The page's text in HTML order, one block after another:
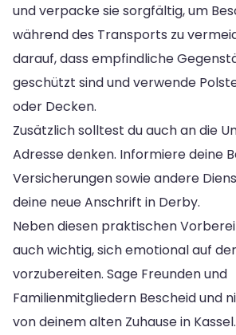
und verpacke sie sorgfältig, um
während des Transports zu
darauf, dass empfindliche
geschützt sind und verwende
oder Decken.
Zusätzlich solltest du auch an die
Adresse denken. Informiere deine
Versicherungen sowie andere
deine neue Anschrift in Derby.
Neben diesen praktischen
auch wichtig, sich emotional auf
vorzubereiten. Sage Freunden und
Familienmitgliedern Bescheid und
von deinem alten Zuhause in